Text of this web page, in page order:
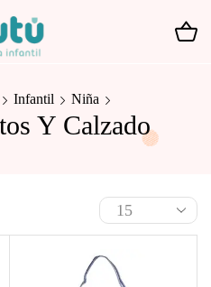
Infantil Niña
Y Calzado